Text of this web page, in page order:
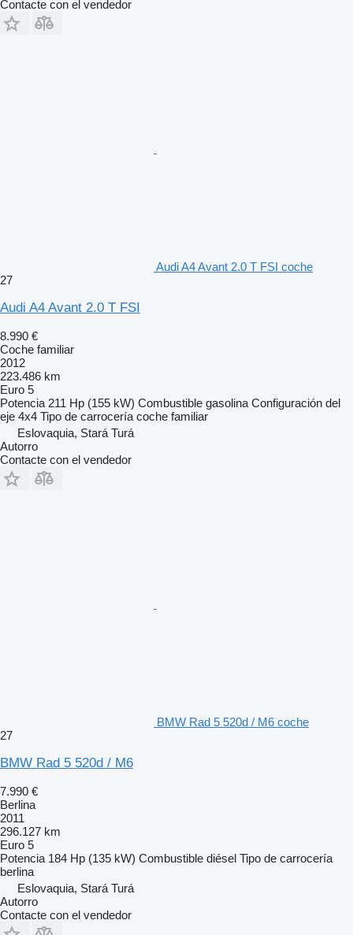
Contacte con el vendedor
Audi A4 Avant 2.0 T FSI coche
27
Audi A4 Avant 2.0 T FSI
8.990 €
Coche familiar
2012
223.486 km
Euro 5
Potencia 211 Hp (155 kW) Combustible gasolina Configuración del
eje 4x4 Tipo de carrocería coche familiar
Eslovaquia, Stará Turá
Autorro
Contacte con el vendedor
BMW Rad 5 520d / M6 coche
27
BMW Rad 5 520d / M6
7.990 €
Berlina
2011
296.127 km
Euro 5
Potencia 184 Hp (135 kW) Combustible diésel Tipo de carrocería
berlina
Eslovaquia, Stará Turá
Autorro
Contacte con el vendedor